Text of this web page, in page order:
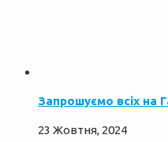
Запрошуємо всіх на
23 Жовтня, 2024